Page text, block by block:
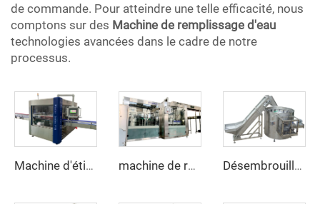
de commande. Pour atteindre une telle efficacité, nous
comptons sur des Machine de remplissage d'eau
technologies avancées dans le cadre de notre
processus.
Machine d'étiquetage de colle thermofusible OPP machine de remplissage d'eau 3 en 1 Désembrouilleuse de Bouteilles Automatique